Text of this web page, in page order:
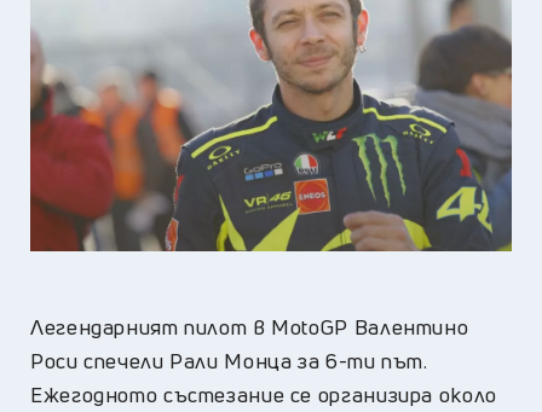
Легендарният пилот в MotoGP Валентино
Роси спечели Рали Монца за 6-ти път.
Ежегодното състезание се организира около